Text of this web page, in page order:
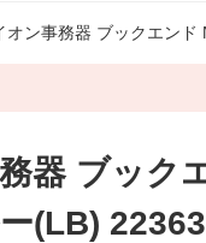
オン事務器 ブックエン
器 ブック
(LB)